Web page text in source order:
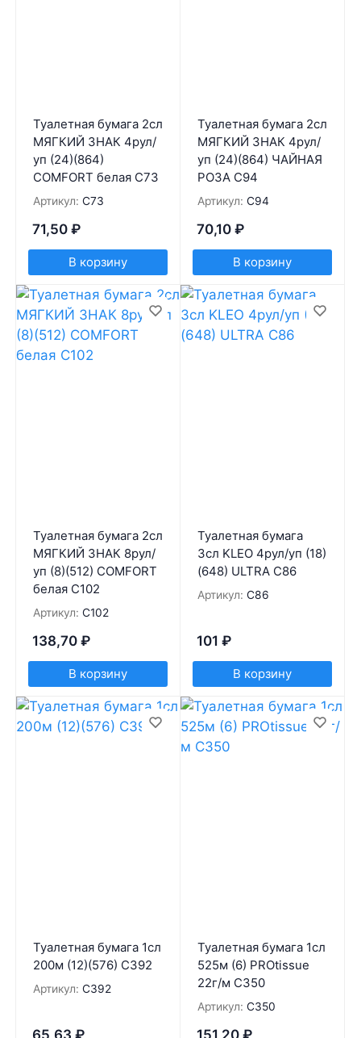
Туалетная бумага 2сл
МЯГКИЙ ЗНАК 4рул/
уп (24)(864)
COMFORT белая С73
Артикул: С73
71,50 ₽
В корзину
Туалетная бумага 2сл
МЯГКИЙ ЗНАК 4рул/
уп (24)(864) ЧАЙНАЯ
РОЗА С94
Артикул: С94
70,10 ₽
В корзину
Туалетная бумага 2сл
МЯГКИЙ ЗНАК 8рул/
уп (8)(512) COMFORT
белая С102
Артикул: С102
138,70 ₽
В корзину
Туалетная бумага
3сл KLEO 4рул/уп (18)
(648) ULTRA С86
Артикул: С86
101 ₽
В корзину
Туалетная бумага 1сл
200м (12)(576) С392
Артикул: С392
Туалетная бумага 1сл
525м (6) PROtissue
22г/м С350
Артикул: С350